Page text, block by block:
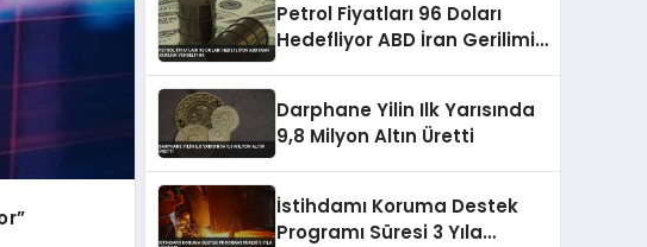
Petrol Fiyatları 96 Doları
Hedefliyor ABD İran Gerilimi
Darphane Yilin Ilk Yarısında
9,8 Milyon Altın Üretti
İstihdamı Koruma Destek
Programı Süresi 3 Yıla